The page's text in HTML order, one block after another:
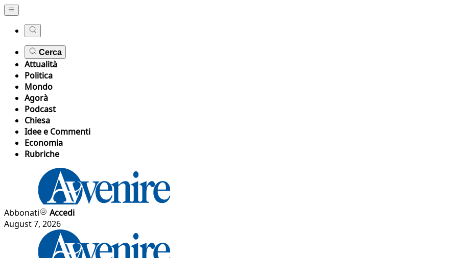
Cerca
Attualità
Politica
Mondo
Agorà
Podcast
Chiesa
Idee e Commenti
Economia
Rubriche
Abbonati
Accedi
August 7, 2026